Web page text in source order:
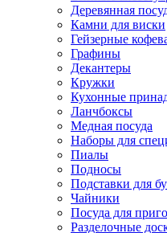
Деревянная
Камни для виски
Гейзерные
Графины
Декантеры
Кружки
Кухонные
Ланчбоксы
Медная посуда
Наборы для
Пиалы
Подносы
Подставки для
Чайники
Посуда для
Разделочные